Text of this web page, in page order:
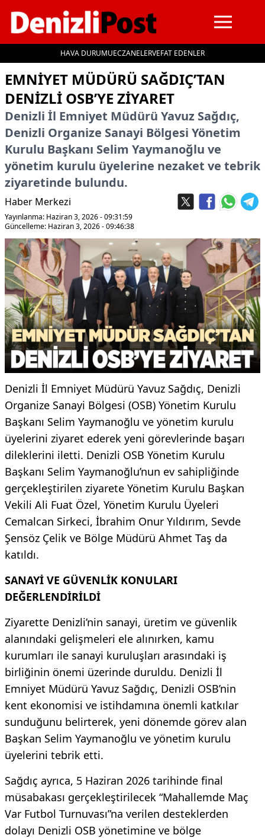
HAVA DURUMUECZANELERVEFAT EDENLER
İçeriğe geç
EMNİYET MÜDÜRÜ SAĞDIÇ’TAN
DENİZLİ OSB’YE ZİYARET
Denizli İl Emniyet Müdürü Yavuz Sağdıç,
Denizli Organize Sanayi Bölgesi Yönetim
Kurulu Başkanı Selim Yaymanoğlu ve
yönetim kurulu üyelerine nezaket ve tebrik
ziyaretinde bulundu.
Haber Merkezi
Yayınlanma: Haziran 3, 2026 - 09:31:59
Güncelleme: Haziran 3, 2026 - 09:46:38
Denizli İl Emniyet Müdürü Yavuz Sağdıç, Denizli
Organize Sanayi Bölgesi (OSB) Yönetim Kurulu
Başkanı Selim Yaymanoğlu ve yönetim kurulu
üyelerini ziyaret ederek yeni görevlerinde başarı
dileklerini iletti. Denizli OSB Yönetim Kurulu
Başkanı Selim Yaymanoğlu’nun ev sahipliğinde
gerçekleştirilen ziyarete Yönetim Kurulu Başkan
Vekili Ali Fuat Özel, Yönetim Kurulu Üyeleri
Cemalcan Sirkeci, İbrahim Onur Yıldırım, Sevde
Şensöz Çelik ve Bölge Müdürü Ahmet Taş da
katıldı.
SANAYİ VE GÜVENLİK KONULARI
DEĞERLENDİRİLDİ
Ziyarette Denizli’nin sanayi, üretim ve güvenlik
alanındaki gelişmeleri ele alınırken, kamu
kurumları ile sanayi kuruluşları arasındaki iş
birliğinin önemi üzerinde duruldu. Denizli İl
Emniyet Müdürü Yavuz Sağdıç, Denizli OSB’nin
kent ekonomisi ve istihdamına önemli katkılar
sunduğunu belirterek, yeni dönemde görev alan
Başkan Selim Yaymanoğlu ve yönetim kurulu
üyelerini tebrik etti.
Sağdıç ayrıca, 5 Haziran 2026 tarihinde final
müsabakası gerçekleştirilecek “Mahallemde Maç
Var Futbol Turnuvası”na verilen desteklerden
dolayı Denizli OSB yönetimine ve bölge